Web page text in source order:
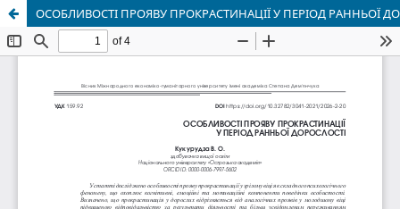
ОСОБЛИВОСТІ ПРОЯВУ ПРОКРАСТИНАЦІЇ У ПЕРІОД РАННЬОЇ